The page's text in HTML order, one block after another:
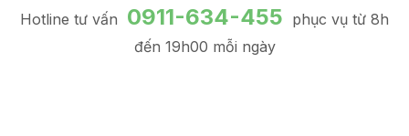
Hotline tư vấn 0911-634-455 phục vụ từ 8h
đến 19h00 mỗi ngày